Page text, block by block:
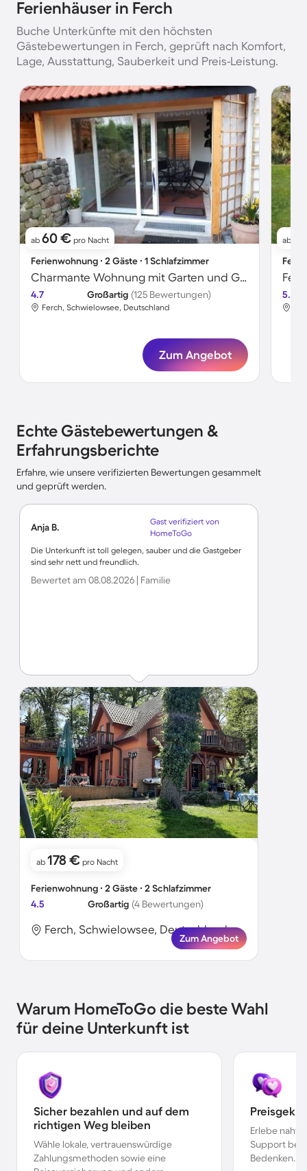
Ferienhäuser in Ferch
Buche Unterkünfte mit den höchsten
Gästebewertungen in Ferch, geprüft nach Komfort,
Lage, Ausstattung, Sauberkeit und Preis-Leistung.
ab 60 € pro Nacht
Ferienwohnung ∙ 2 Gäste ∙ 1 Schlafzimmer
Charmante Wohnung mit Garten und Grill | Seeblick
4.7 Großartig (125 Bewertungen)
Ferch, Schwielowsee, Deutschland
Zum Angebot
ab
5.0
Echte Gästebewertungen &
Erfahrungsberichte
Erfahre, wie unsere verifizierten Bewertungen gesammelt
und geprüft werden.
Anja B.
Gast verifiziert von
HomeToGo
Die Unterkunft ist toll gelegen, sauber und die Gastgeber
sind sehr nett und freundlich.
Bewertet am 08.08.2026 | Familie
ab 178 € pro Nacht
Ferienwohnung ∙ 2 Gäste ∙ 2 Schlafzimmer
4.5
Großartig (4 Bewertungen)
Ferch, Schwielowsee, Deutschland
Zum Angebot
Warum HomeToGo die beste Wahl
für deine Unterkunft ist
Sicher bezahlen und auf dem
richtigen Weg bleiben
Wähle lokale, vertrauenswürdige
Zahlungsmethoden sowie eine
Erlebe
Support bei
Bedenken.